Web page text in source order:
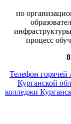
по
процесс
Телефон горячей
Курганской
колледжи